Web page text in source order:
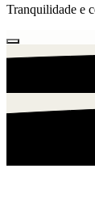
Tranquilidade e